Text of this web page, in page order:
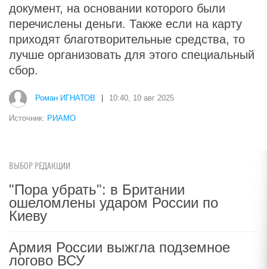
документ, на основании которого были
перечислены деньги. Также если на карту
приходят благотворительные средства, то
лучше организовать для этого специальный
сбор.
Роман ИГНАТОВ 10:40, 10 авг 2025
Источник: РИАМО
ВЫБОР РЕДАКЦИИ
"Пора убрать": в Британии
ошеломлены ударом России по
Киеву
Армия России выжгла подземное
логово ВСУ